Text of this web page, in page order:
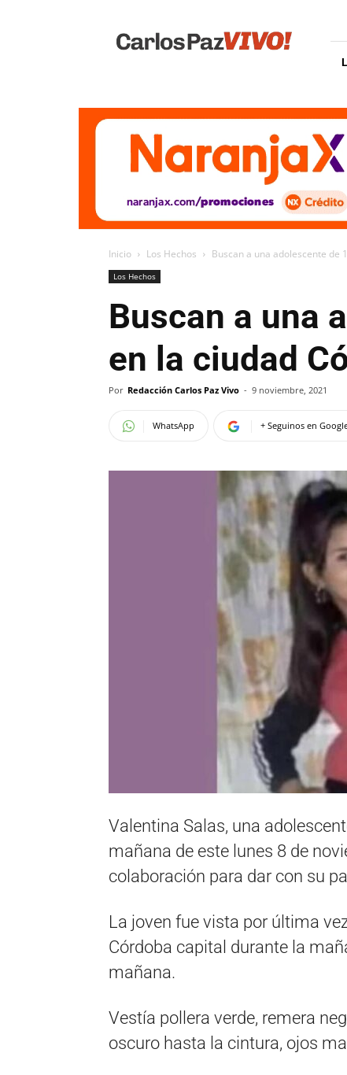
Vivo
Inicio Los Hechos Buscan a una adolescente de
Los Hechos
Buscan a una
en la ciudad
Por Redacción Carlos Paz Vivo - 9 noviembre, 2021
WhatsApp + Seguinos en
Valentina Salas, una
mañana de este lunes 8 de
colaboración para dar con su
La joven fue vista por última
Córdoba capital durante la
mañana.
Vestía pollera verde, remera
oscuro hasta la cintura, ojos